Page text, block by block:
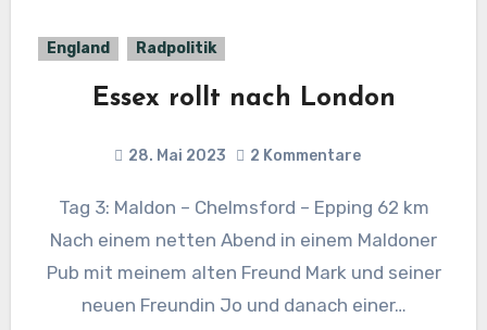
England Radpolitik
Essex rollt nach London
28. Mai 2023 2 Kommentare
Tag 3: Maldon – Chelmsford – Epping 62 km
Nach einem netten Abend in einem Maldoner
Pub mit meinem alten Freund Mark und seiner
neuen Freundin Jo und danach einer…